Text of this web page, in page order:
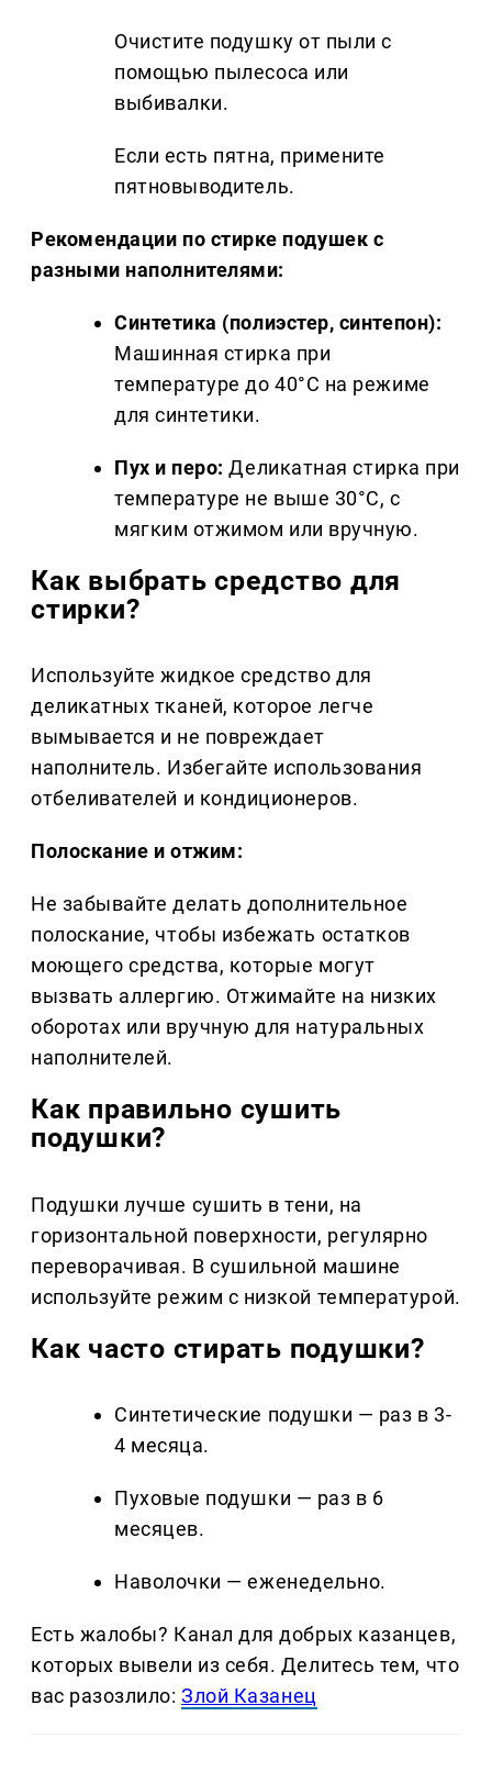
Очистите подушку от пыли с
помощью пылесоса или
выбивалки.
Если есть пятна, примените
пятновыводитель.
Рекомендации по стирке подушек с
разными наполнителями:
Синтетика (полиэстер, синтепон):
Машинная стирка при
температуре до 40°C на режиме
для синтетики.
Пух и перо: Деликатная стирка при
температуре не выше 30°C, с
мягким отжимом или вручную.
Как выбрать средство для
стирки?
Используйте жидкое средство для
деликатных тканей, которое легче
вымывается и не повреждает
наполнитель. Избегайте использования
отбеливателей и кондиционеров.
Полоскание и отжим:
Не забывайте делать дополнительное
полоскание, чтобы избежать остатков
моющего средства, которые могут
вызвать аллергию. Отжимайте на низких
оборотах или вручную для натуральных
наполнителей.
Как правильно сушить
подушки?
Подушки лучше сушить в тени, на
горизонтальной поверхности, регулярно
переворачивая. В сушильной машине
используйте режим с низкой температурой.
Как часто стирать подушки?
Синтетические подушки — раз в 3-
4 месяца.
Пуховые подушки — раз в 6
месяцев.
Наволочки — еженедельно.
Есть жалобы? Канал для добрых казанцев,
которых вывели из себя. Делитеcь тем, что
вас разозлило:Злой Казанец